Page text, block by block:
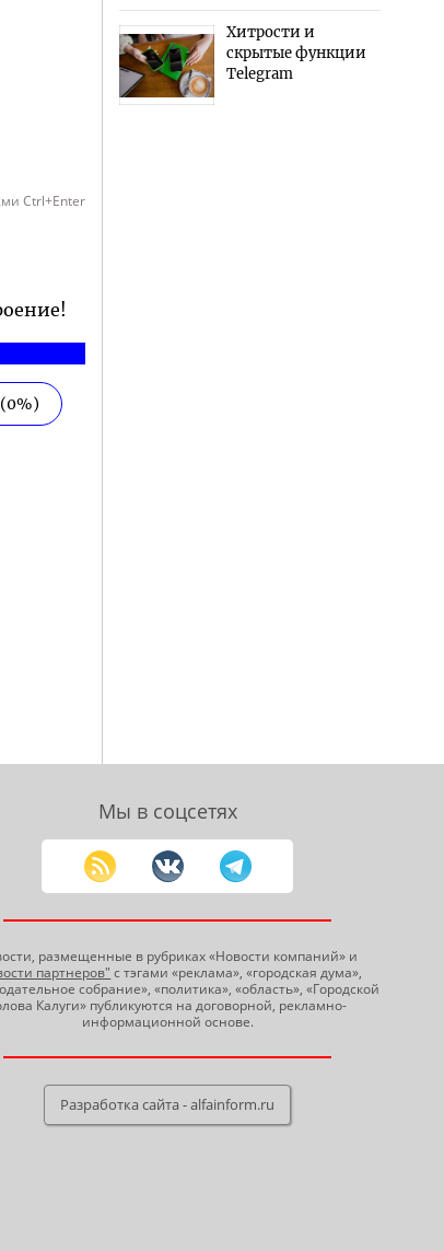
Ctrl+Enter
(0%)
Хитрости и
скрытые функции
Telegram
Мы в соцсетях
размещенные в рубриках «Новости компаний» и
партнеров" с тэгами «реклама», «городская дума»,
собрание», «политика», «область», «Городской
Калуги» публикуются на договорной, рекламно-
информационной основе.
Разработка сайта - alfainform.ru